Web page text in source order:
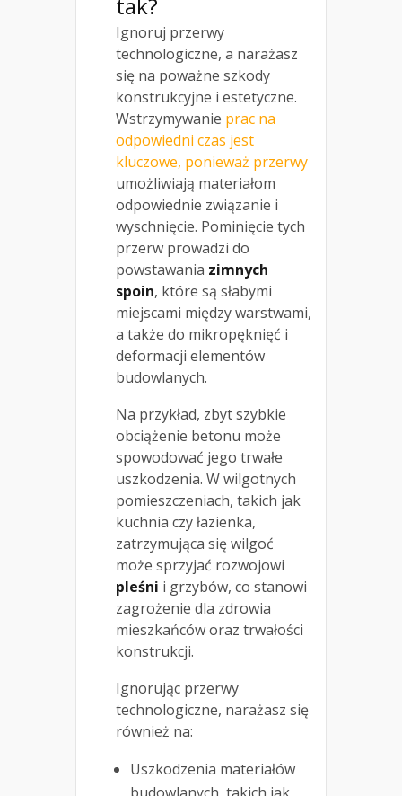
Ignoruj przerwy
technologiczne, a narażasz
się na poważne szkody
konstrukcyjne i estetyczne.
Wstrzymywanie prac na
odpowiedni czas jest
kluczowe, ponieważ przerwy
umożliwiają materiałom
odpowiednie związanie i
wyschnięcie. Pominięcie tych
przerw prowadzi do
powstawania zimnych
spoin, które są słabymi
miejscami między warstwami,
a także do mikropęknięć i
deformacji elementów
budowlanych.
Na przykład, zbyt szybkie
obciążenie betonu może
spowodować jego trwałe
uszkodzenia. W wilgotnych
pomieszczeniach, takich jak
kuchnia czy łazienka,
zatrzymująca się wilgoć
może sprzyjać rozwojowi
pleśni i grzybów, co stanowi
zagrożenie dla zdrowia
mieszkańców oraz trwałości
konstrukcji.
Ignorując przerwy
technologiczne, narażasz się
również na:
Uszkodzenia materiałów